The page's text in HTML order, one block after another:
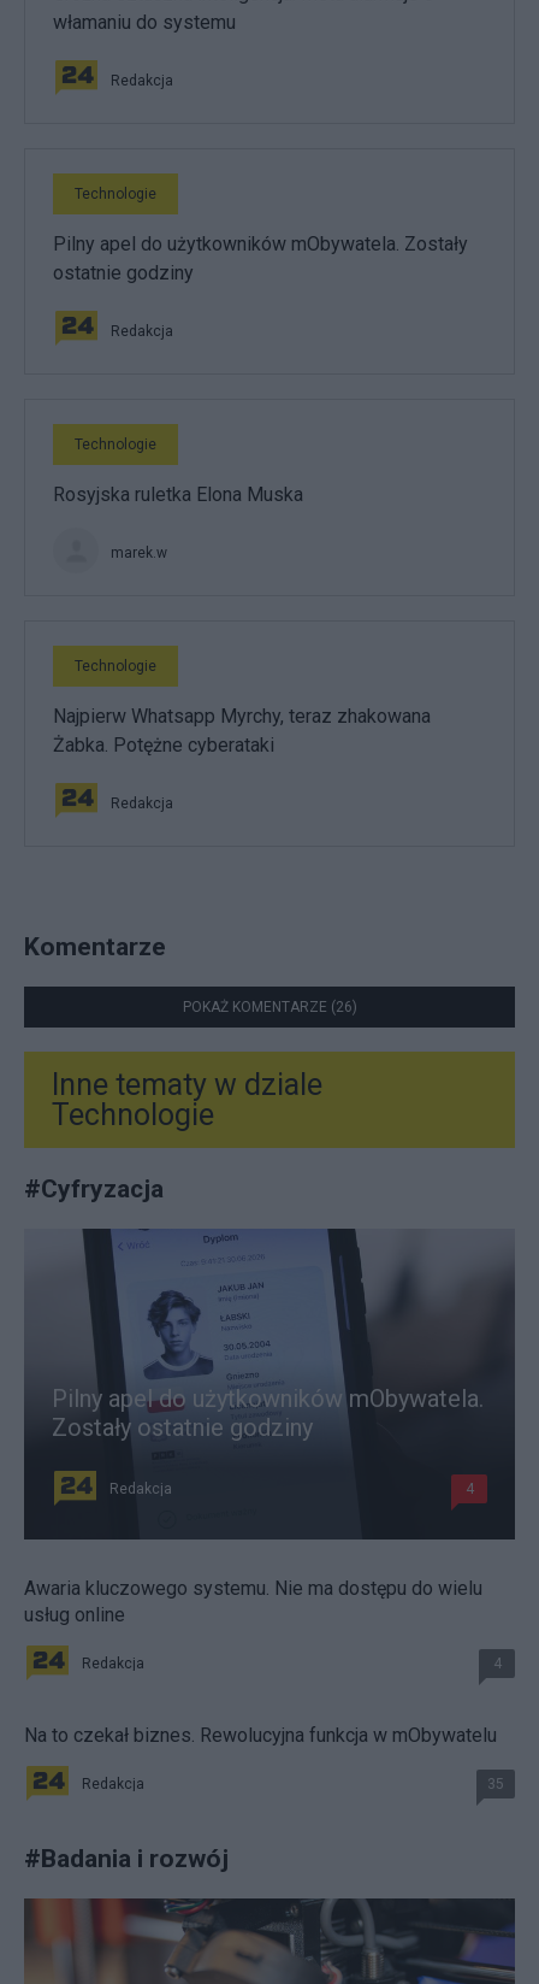
włamaniu do systemu
Redakcja
Technologie
Pilny apel do użytkowników mObywatela. Zostały
ostatnie godziny
Redakcja
Technologie
Rosyjska ruletka Elona Muska
marek.w
Technologie
Najpierw Whatsapp Myrchy, teraz zhakowana
Żabka. Potężne cyberataki
Redakcja
Komentarze
POKAŻ KOMENTARZE (26)
Inne tematy w dziale
Technologie
#Cyfryzacja
Pilny apel do użytkowników mObywatela.
Zostały ostatnie godziny
Redakcja 4
Awaria kluczowego systemu. Nie ma dostępu do wielu
usług online
Redakcja 4
Na to czekał biznes. Rewolucyjna funkcja w mObywatelu
Redakcja 35
#Badania i rozwój